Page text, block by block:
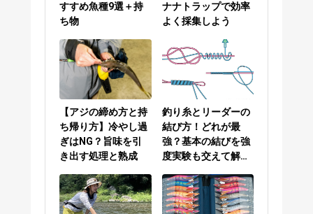
すすめ魚種9選＋持
ち物
ナナトラップで効率
よく採集しよう
【アジの締め方と持
ち帰り方】冷やし過
ぎはNG？旨味を引
き出す処理と熟成
釣り糸とリーダーの
結び方！どれが最
強？基本の結びを強
度実験も交えて解説
ーの結び方編